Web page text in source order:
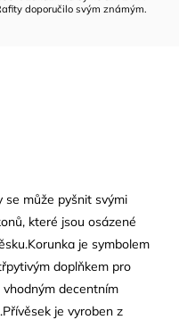
doporučilo svým známým.
se může pyšnit svými
které jsou osázené
je symbolem
doplňkem pro
vhodným decentním
je vyroben z